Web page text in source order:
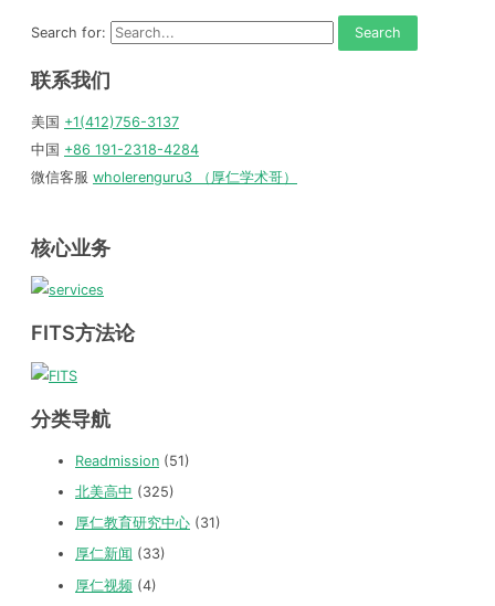
Search for:
联系我们
美国 +1(412)756-3137
中国 +86 191-2318-4284
微信客服 wholerenguru3 （厚仁学术哥）
核心业务
FITS方法论
分类导航
Readmission (51)
北美高中 (325)
厚仁教育研究中心 (31)
厚仁新闻 (33)
厚仁视频 (4)